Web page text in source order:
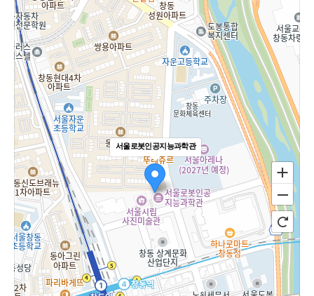
SEOUL
ROBOT
&
MUSEUM
서울로봇인공지능과학관